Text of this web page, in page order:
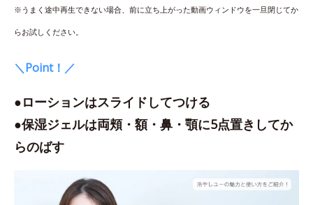
※うまく途中再生できない場合、前に立ち上がった動画ウィンドウを一旦閉じてか
らお試しください。
＼Point！／
●ローションはスライドしてつける
●保湿ジェルは両頬・額・鼻・顎に5点置きしてか
らのばす